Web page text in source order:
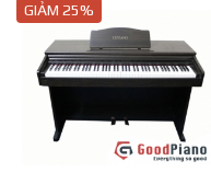
GIẢM 25%